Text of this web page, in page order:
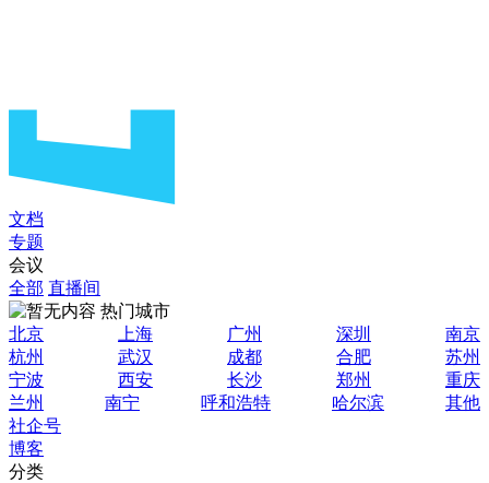
文档
专题
会议
全部 直播间
热门城市
北京
上海 广州 深圳
南京
杭州
武汉 成都 合肥
苏州
宁波
西安 长沙 郑州
重庆
兰州
南宁 呼和浩特 哈尔滨
其他
社企号
博客
分类